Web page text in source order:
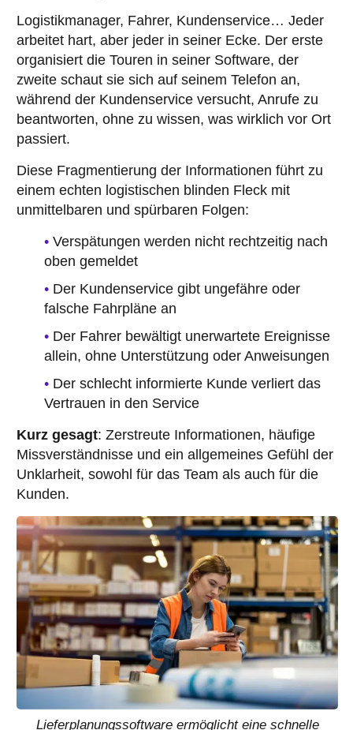
Logistikmanager, Fahrer, Kundenservice… Jeder
arbeitet hart, aber jeder in seiner Ecke. Der erste
organisiert die Touren in seiner Software, der
zweite schaut sie sich auf seinem Telefon an,
während der Kundenservice versucht, Anrufe zu
beantworten, ohne zu wissen, was wirklich vor Ort
passiert.
Diese Fragmentierung der Informationen führt zu
einem echten logistischen blinden Fleck mit
unmittelbaren und spürbaren Folgen:
Verspätungen werden nicht rechtzeitig nach
oben gemeldet
Der Kundenservice gibt ungefähre oder
falsche Fahrpläne an
Der Fahrer bewältigt unerwartete Ereignisse
allein, ohne Unterstützung oder Anweisungen
Der schlecht informierte Kunde verliert das
Vertrauen in den Service
Kurz gesagt: Zerstreute Informationen, häufige
Missverständnisse und ein allgemeines Gefühl der
Unklarheit, sowohl für das Team als auch für die
Kunden.
Lieferplanungssoftware ermöglicht eine schnelle